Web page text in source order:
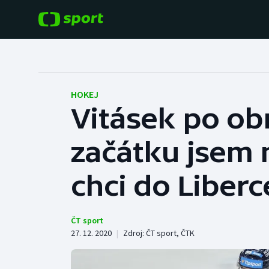
Hokej
Tenis
Atletika
Baseball a softbal
Basketbal
Biatlon
HOKEJ
Vitásek po
začátku jsem
chci do
ČT sport
27. 12. 2020 | Zdroj: ČT sport, ČTK